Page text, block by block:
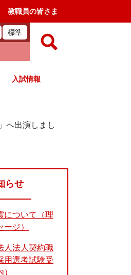
教職員の皆さま
標準
入試情報
へ出演しまし
らせ
について（理
ジ）
人法人契約職
用選考試験受